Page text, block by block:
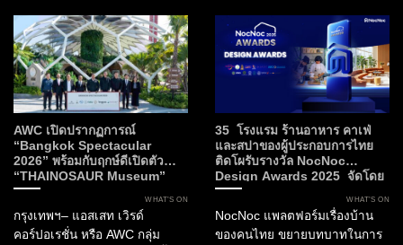
ของกรุงเทพมหานคร นี่คือการก
ลับมาอย่างยิ่งใหญ่ของ The
Matcha Party 2.0 ที่...
Flame ถ่ายทอดพลัง...
AWC เปิดปรากฏการณ์
“Bangkok Spectacular
2026” พร้อมกับฤกษ์ดีเปิดตัว
“THAINOSAUR Museum”
เพื่อมอบประสบการณ์ใหม่แห่ง
ศิลปะ วัฒนธรรม และการเรียนรู้สู่
กรุงเทพฯ
WHAT’S ON
กรุงเทพฯ– แอสเสท เวิรด์
คอร์ปอเรชั่น หรือ AWC กลุ่ม
35 โรงแรม ร้านอาหาร คาเฟ่
และสปาของผู้ประกอบการไทย
ติดโผรับรางวัล NocNoc
Design Awards 2025 จัดโดย
NocNoc และบิ๊กภาครัฐ ผลักดัน
“พลังดีไซน์” สร้างมูลค่าให้
อุตสาหกรรมการบริการและการ
ท่องเที่ยวไทย
WHAT’S ON
NocNoc แพลตฟอร์มเรื่องบ้าน
ของคนไทย ขยายบทบาทในการ